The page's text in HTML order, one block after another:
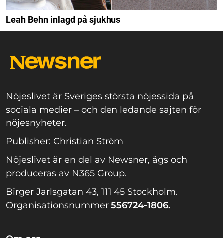
Leah Behn inlagd på sjukhus
Nöjeslivet är Sveriges största nöjessida på
sociala medier – och den ledande sajten för
nöjesnyheter.
Publisher: Christian Ström
Nöjeslivet är en del av Newsner, ägs och
produceras av N365 Group.
Birger Jarlsgatan 43, 111 45 Stockholm.
Organisationsnummer 556724-1806.